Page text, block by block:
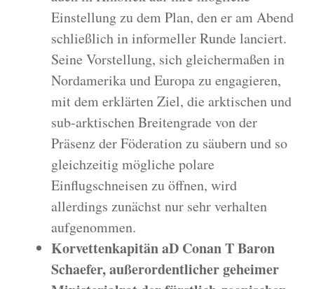
Einstellung zu dem Plan, den er am Abend
schließlich in informeller Runde lanciert.
Seine Vorstellung, sich gleichermaßen in
Nordamerika und Europa zu engagieren,
mit dem erklärten Ziel, die arktischen und
sub-arktischen Breitengrade von der
Präsenz der Föderation zu säubern und so
gleichzeitig mögliche polare
Einflugschneisen zu öffnen, wird
allerdings zunächst nur sehr verhalten
aufgenommen.
Korvettenkapitän aD Conan T Baron
Schaefer, außerordentlicher geheimer